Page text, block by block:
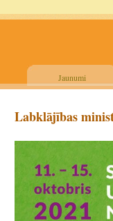
Jaunumi
Labklājības